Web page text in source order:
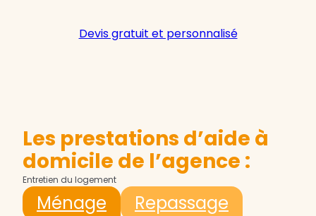
Devis gratuit et personnalisé
Les prestations d’aide à
domicile de l’agence :
Entretien du logement
Ménage
Repassage